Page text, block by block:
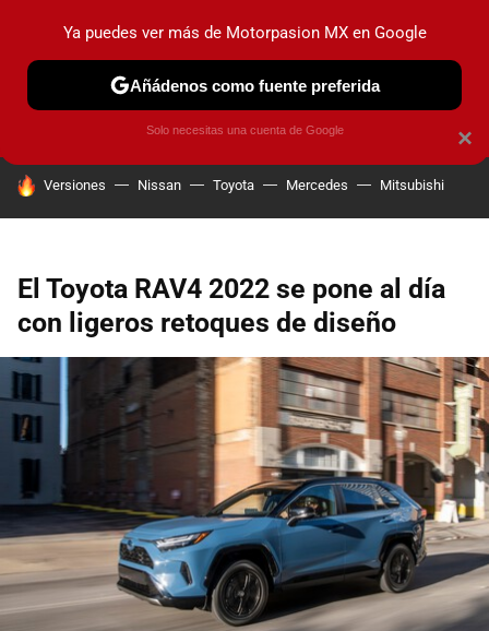
PRUEBAS INDUSTRIA HOY NO CIRCULA
HOY SE HABLA DE
Versiones Nissan Toyota Mercedes Mitsubishi
El Toyota RAV4 2022 se pone al día
con ligeros retoques de diseño
×
Ya puedes ver más de Motorpasion MX en Google
Añádenos como fuente preferida
Solo necesitas una cuenta de Google